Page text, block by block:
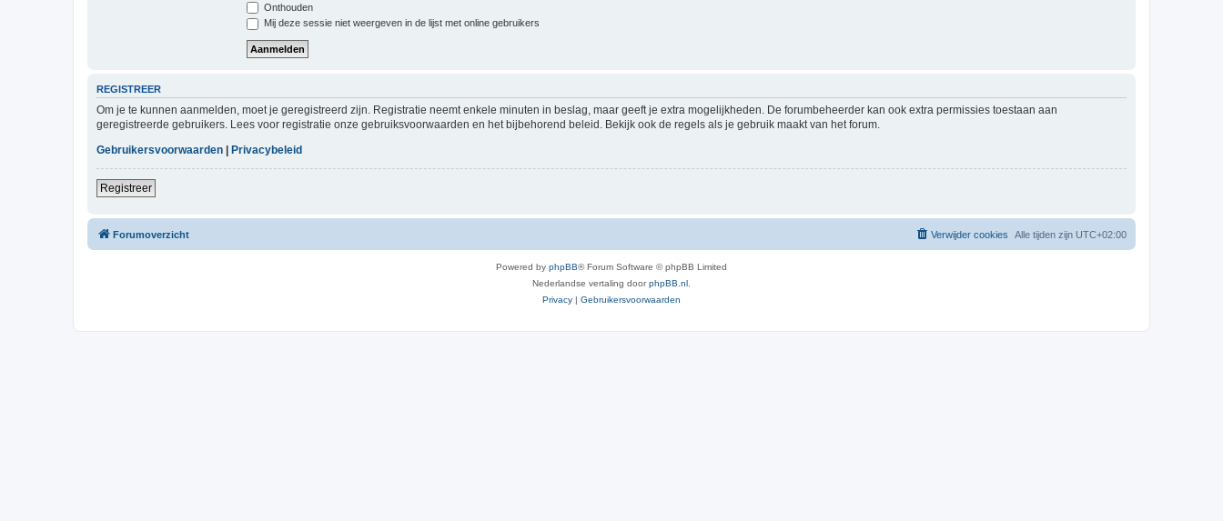
Onthouden
Mij deze sessie niet weergeven in de lijst met online gebruikers
REGISTREER
Om je te kunnen aanmelden, moet je geregistreerd zijn. Registratie neemt enkele minuten in beslag, maar geeft je extra mogelijkheden. De forumbeheerder kan ook extra permissies toestaan aan
geregistreerde gebruikers. Lees voor registratie onze gebruiksvoorwaarden en het bijbehorend beleid. Bekijk ook de regels als je gebruik maakt van het forum.
Gebruikersvoorwaarden
Privacybeleid
Registreer
Forumoverzicht Alle tijden zijn UTC+02:00
Verwijder cookies
Powered by phpBB® Forum Software © phpBB Limited
Nederlandse vertaling doorphpBB.nl.
Privacy | Gebruikersvoorwaarden